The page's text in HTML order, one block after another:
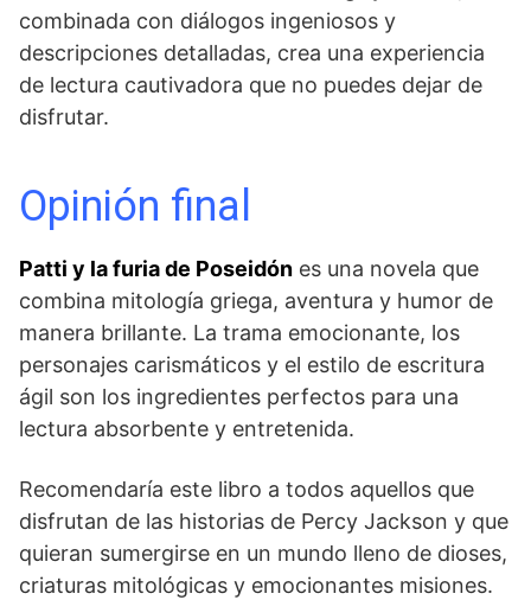
combinada con diálogos ingeniosos y
descripciones detalladas, crea una experiencia
de lectura cautivadora que no puedes dejar de
disfrutar.
Opinión final
Patti y la furia de Poseidón es​ una novela que
combina mitología griega, aventura y ‍humor de
manera brillante. La⁤ trama emocionante, los
personajes carismáticos y el‍ estilo de escritura
ágil son los ingredientes perfectos para⁣ una
lectura ​absorbente y⁤ entretenida.
Recomendaría⁤ este libro a‌ todos aquellos que
disfrutan de las historias de Percy Jackson y que
quieran sumergirse en un mundo ⁤lleno de dioses,​
criaturas mitológicas‌ y emocionantes misiones.